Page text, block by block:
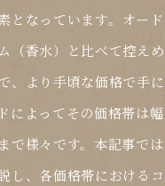
となっています。 オー
（香水）と比べて控え
、より手頃な価格で手
によってその価格帯は
で様々です。本記事では
し、各価格帯における